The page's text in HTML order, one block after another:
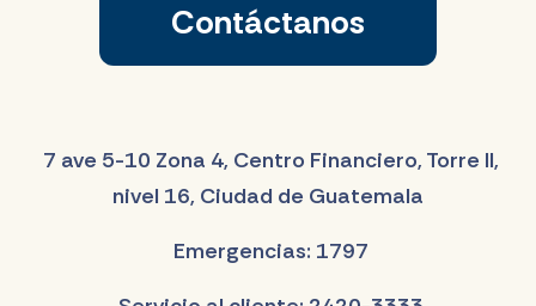
Contáctanos
7 ave 5-10 Zona 4, Centro Financiero, Torre II,
nivel 16, Ciudad de Guatemala
Emergencias: 1797